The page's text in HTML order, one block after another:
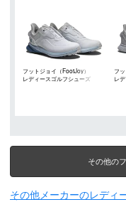
フットジョイ（FootJoy）
レディースゴルフシューズ
フ
レ
その他の
その他メーカーのレディ